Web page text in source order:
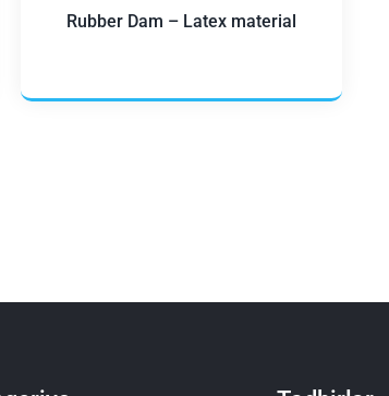
Rubber Dam – Latex material